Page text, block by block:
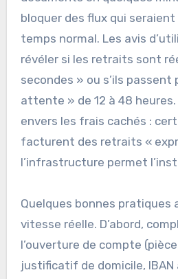
bloquer des flux qui
temps normal. Les avis
révéler si les retraits sont
secondes » ou s’ils passent
attente » de 12 à 48 heures.
envers les frais cachés :
facturent des retraits «
l’infrastructure permet
Quelques bonnes pratiques
vitesse réelle. D’abord,
l’ouverture de compte
justificatif de domicile, IBAN